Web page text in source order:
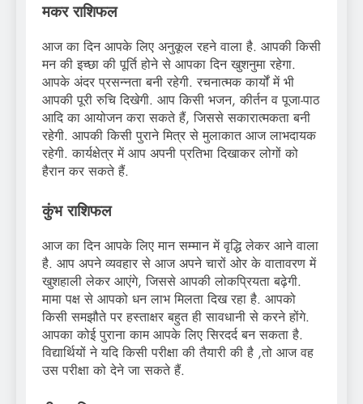
मकर राशिफल
आज का दिन आपके लिए अनुकूल रहने वाला है. आपकी किसी
मन की इच्छा की पूर्ति होने से आपका दिन खुशनुमा रहेगा.
आपके अंदर प्रसन्नता बनी रहेगी. रचनात्मक कार्यों में भी
आपकी पूरी रुचि दिखेगी. आप किसी भजन, कीर्तन व पूजा-पाठ
आदि का आयोजन करा सकते हैं, जिससे सकारात्मकता बनी
रहेगी. आपकी किसी पुराने मित्र से मुलाकात आज लाभदायक
रहेगी. कार्यक्षेत्र में आप अपनी प्रतिभा दिखाकर लोगों को
हैरान कर सकते हैं.
कुंभ राशिफल
आज का दिन आपके लिए मान सम्मान में वृद्धि लेकर आने वाला
है. आप अपने व्यवहार से आज अपने चारों ओर के वातावरण में
खुशहाली लेकर आएंगे, जिससे आपकी लोकप्रियता बढ़ेगी.
मामा पक्ष से आपको धन लाभ मिलता दिख रहा है. आपको
किसी समझौते पर हस्ताक्षर बहुत ही सावधानी से करने होंगे.
आपका कोई पुराना काम आपके लिए सिरदर्द बन सकता है.
विद्यार्थियों ने यदि किसी परीक्षा की तैयारी की है ,तो आज वह
उस परीक्षा को देने जा सकते हैं.